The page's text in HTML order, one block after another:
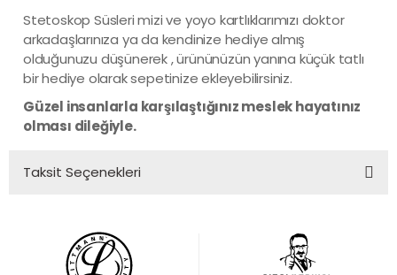
Stetoskop Süsleri mizi ve yoyo kartlıklarımızı doktor
arkadaşlarınıza ya da kendinize hediye almış
olduğunuzu düşünerek , ürününüzün yanına küçük tatlı
bir hediye olarak sepetinize ekleyebilirsiniz.
Güzel insanlarla karşılaştığınız meslek hayatınız
olması dileğiyle.
Taksit Seçenekleri